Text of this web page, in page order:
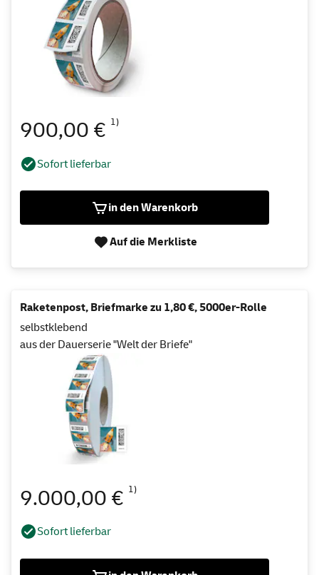
900,00 € 1)
Sofort lieferbar
in den Warenkorb
Auf die Merkliste
Raketenpost, Briefmarke zu 1,80 €, 5000er-Rolle
selbstklebend
aus der Dauerserie "Welt der Briefe"
9.000,00 € 1)
Sofort lieferbar